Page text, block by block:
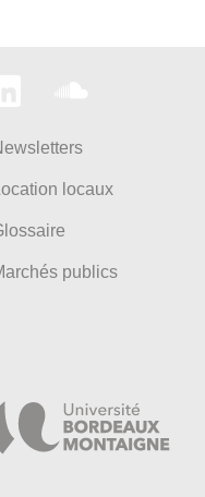
locaux
publics